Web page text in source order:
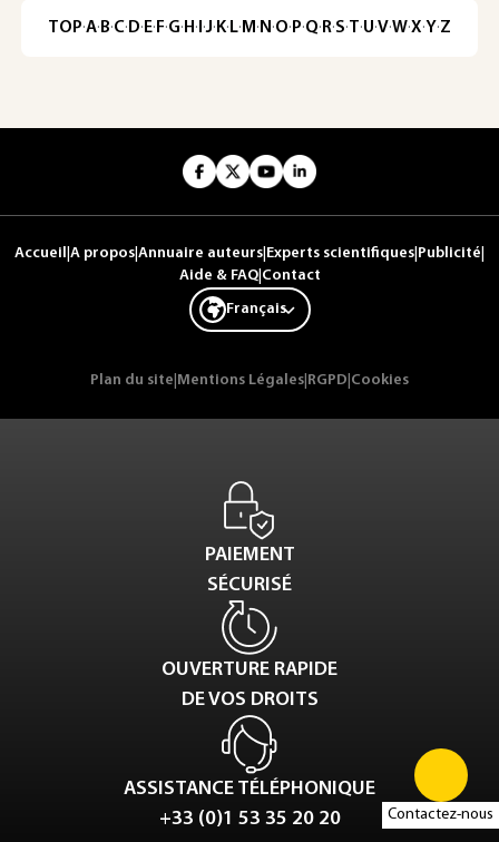
Contactez-nous
TOP·A·B·C·D·E·F·G·H·I·J·K·L·M·N·O·P·Q·R·S·T·U·V·W·X·Y·Z
Accueil A propos Annuaire auteurs Experts scientifiques Publicité
Aide & FAQ| Contact
Français
Plan du site Mentions Légales RGPD Cookies
PAIEMENT
SÉCURISÉ
OUVERTURE RAPIDE
DE VOS DROITS
ASSISTANCE TÉLÉPHONIQUE
+33 (0)1 53 35 20 20